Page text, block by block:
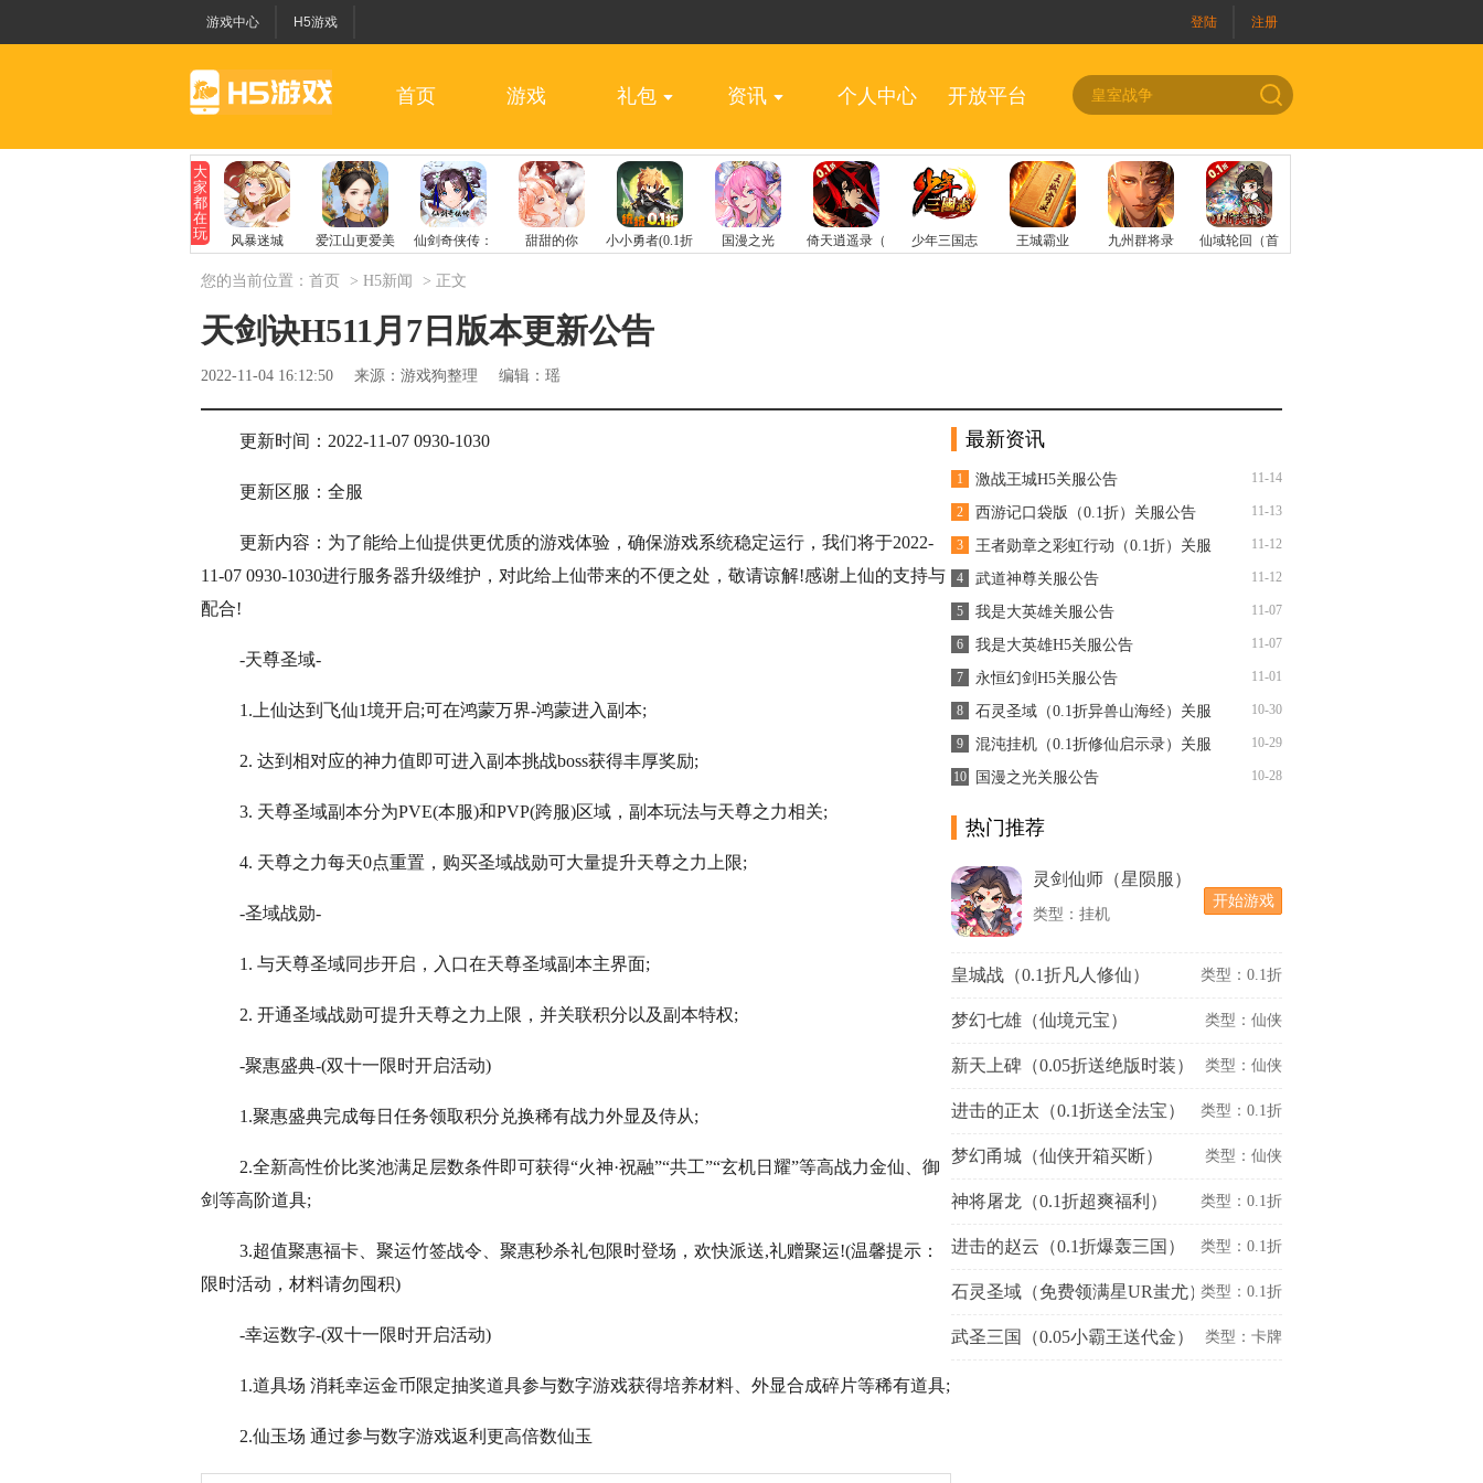
游戏中心 H5游戏 登陆 注册
首页 游戏 礼包 资讯 个人中心 开放平台
您的当前位置： 首页 > H5新闻 > 正文
天剑诀H511月7日版本更新公告
2022-11-04 16:12:50 来源：游戏狗整理 编辑：瑶
更新时间：2022-11-07 0930-1030
更新区服：全服
更新内容：为了能给上仙提供更优质的游戏体验，确保游戏系统稳定运行，我们将于2022-
11-07 0930-1030进行服务器升级维护，对此给上仙带来的不便之处，敬请谅解!感谢上仙的支持与
配合!
-天尊圣域-
1.上仙达到飞仙1境开启;可在鸿蒙万界-鸿蒙进入副本;
2. 达到相对应的神力值即可进入副本挑战boss获得丰厚奖励;
3. 天尊圣域副本分为PVE(本服)和PVP(跨服)区域，副本玩法与天尊之力相关;
4. 天尊之力每天0点重置，购买圣域战勋可大量提升天尊之力上限;
-圣域战勋-
1. 与天尊圣域同步开启，入口在天尊圣域副本主界面;
2. 开通圣域战勋可提升天尊之力上限，并关联积分以及副本特权;
-聚惠盛典-(双十一限时开启活动)
1.聚惠盛典完成每日任务领取积分兑换稀有战力外显及侍从;
2.全新高性价比奖池满足层数条件即可获得“火神·祝融”“共工”“玄机日耀”等高战力金仙、御
剑等高阶道具;
3.超值聚惠福卡、聚运竹签战令、聚惠秒杀礼包限时登场，欢快派送,礼赠聚运!(温馨提示：
限时活动，材料请勿囤积)
-幸运数字-(双十一限时开启活动)
1.道具场 消耗幸运金币限定抽奖道具参与数字游戏获得培养材料、外显合成碎片等稀有道具;
2.仙玉场 通过参与数字游戏返利更高倍数仙玉
最新资讯
11-14
1 激战王城H5关服公告
11-13
2 西游记口袋版（0.1折）关服公告
11-12
3 王者勋章之彩虹行动（0.1折）关服
11-12
4 武道神尊关服公告
11-07
5 我是大英雄关服公告
11-07
6 我是大英雄H5关服公告
11-01
7 永恒幻剑H5关服公告
10-30
8 石灵圣域（0.1折异兽山海经）关服
10-29
9 混沌挂机（0.1折修仙启示录）关服
10-28
10 国漫之光关服公告
热门推荐
灵剑仙师（星陨服）
类型：挂机
开始游戏
皇城战（0.1折凡人修仙） 类型：0.1折
开始游戏
梦幻七雄（仙境元宝） 类型：仙侠
开始游戏
新天上碑（0.05折送绝版时装） 类型：仙侠
开始游戏
进击的正太（0.1折送全法宝） 类型：0.1折
开始游戏
梦幻甬城（仙侠开箱买断） 类型：仙侠
开始游戏
神将屠龙（0.1折超爽福利） 类型：0.1折
开始游戏
进击的赵云（0.1折爆轰三国） 类型：0.1折
开始游戏
石灵圣域（免费领满星UR蚩尤）类型：0.1折
开始游戏
武圣三国（0.05小霸王送代金） 类型：卡牌